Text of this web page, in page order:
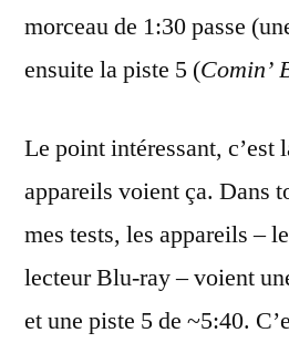
morceau de 1:30 passe
ensuite la piste 5 (Comin’
Le point intéressant, c’est
appareils voient ça. Dans
mes tests, les appareils –
lecteur Blu-ray – voient
et une piste 5 de ~5:40.